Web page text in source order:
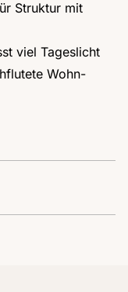
Struktur mit
viel Tageslicht
Wohn-